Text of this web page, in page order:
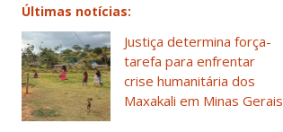
Últimas notícias:
Justiça determina força-
tarefa para enfrentar
crise humanitária dos
Maxakali em Minas Gerais